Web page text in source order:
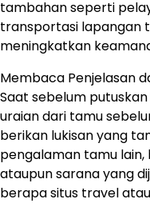
tambahan seperti
transportasi lapangan
meningkatkan
Membaca Penjelasan
Saat sebelum
uraian dari tamu
berikan lukisan yang
pengalaman tamu lain,
ataupun sarana yang
berapa situs travel